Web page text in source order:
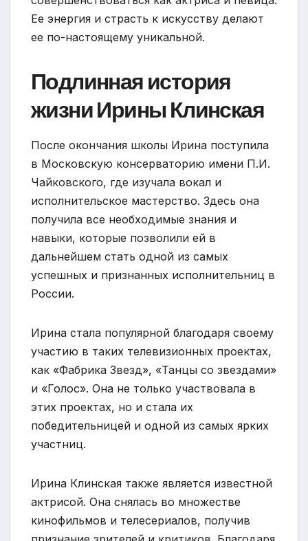
Ее энергия и страсть к искусству делают
ее по-настоящему уникальной.
Подлинная история
жизни Ирины Клинская
После окончания школы Ирина поступила
в Московскую консерваторию имени П.И.
Чайковского, где изучала вокал и
исполнительское мастерство. Здесь она
получила все необходимые знания и
навыки, которые позволили ей в
дальнейшем стать одной из самых
успешных и признанных исполнительниц в
России.
Ирина стала популярной благодаря своему
участию в таких телевизионных проектах,
как «Фабрика Звезд», «Танцы со звездами»
и «Голос». Она не только участвовала в
этих проектах, но и стала их
победительницей и одной из самых ярких
участниц.
Ирина Клинская также является известной
актрисой. Она снялась во множестве
кинофильмов и телесериалов, получив